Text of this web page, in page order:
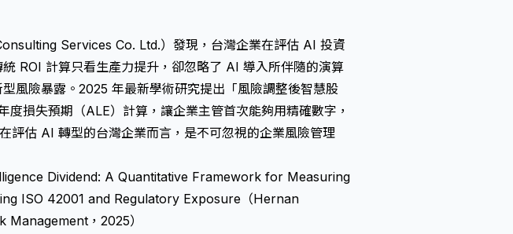
Services Co. Ltd.）發現，台灣企業在評估 AI 投資
ROI 計算只看生產力提升，卻忽略了 AI 導入所伴隨的演算
風險暴露。2025 年最新學術研究提出「風險調整後智慧股
損失預期（ALE）計算，讓企業主管首次能夠用精確數字，
評估 AI 轉型的台灣企業而言，是不可忽視的企業風險管理
Dividend: A Quantitative Framework for Measuring
ISO 42001 and Regulatory Exposure（Hernan
，2025）